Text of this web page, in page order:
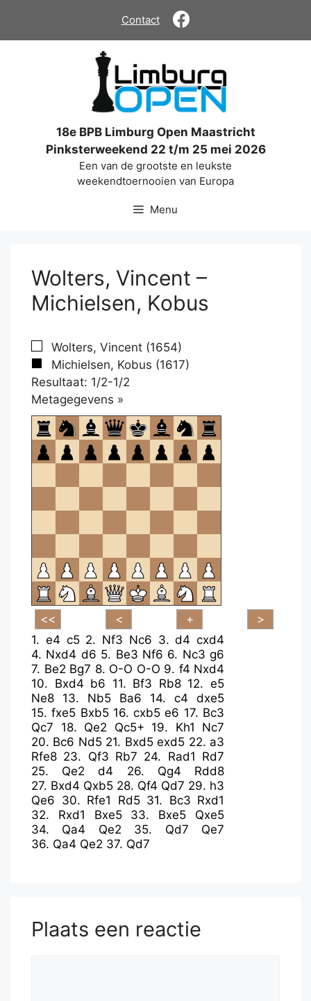
de
Contact
18e BPB Limburg Open Maastricht
Pinksterweekend 22 t/m 25 mei 2026
Een van de grootste en leukste
weekendtoernooien van Europa
Menu
Wolters, Vincent –
Michielsen, Kobus
Wolters, Vincent (1654)
Michielsen, Kobus (1617)
Resultaat: 1/2-1/2
Metagegevens »
om
te
openen.
1. e4 c5 2. Nf3 Nc6 3.d4 cxd4
4. Nxd4 d6 5. Be3 Nf6 6. Nc3 g6
7. Be2 Bg7 8. O-O O-O 9. f4 Nxd4
10. Bxd4 b6 11. Bf3 Rb8 12.e5
Ne8
13. Nb5 Ba6 14. c4
dxe5
15.fxe5 Bxb5 16.cxb5 e6 17. Bc3
Qc7
18. Qe2 Qc5+ 19. Kh1
Nc7
20. Bc6 Nd5 21. Bxd5 exd5 22. a3
Rfe8 23. Qf3 Rb7 24. Rad1 Rd7
25. Qe2 d4 26. Qg4
Rdd8
27. Bxd4 Qxb5 28. Qf4 Qd7 29. h3
Qe6 30. Rfe1 Rd5 31. Bc3 Rxd1
32. Rxd1 Bxe5 33. Bxe5
Qxe5
34. Qa4 Qe2 35. Qd7
Qe7
36. Qa4 Qe2 37. Qd7
Plaats een reactie